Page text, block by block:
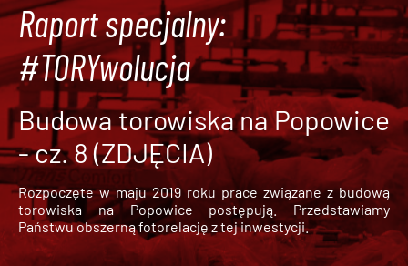
Raport specjalny:
#TORYwolucja
Budowa torowiska na Popowice
- cz. 8 (ZDJĘCIA)
Rozpoczęte w maju 2019 roku prace związane z budową
torowiska na Popowice
postępują. Przedstawiamy
Państwu obszerną fotorelację z tej inwestycji.